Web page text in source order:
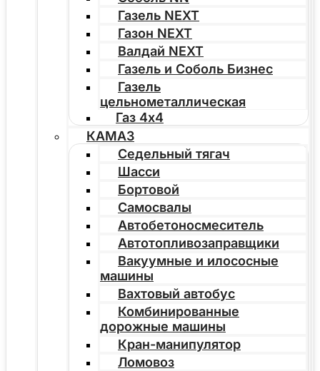
Газель NEXT
Газон NEXT
Валдай NEXT
Газель и Соболь Бизнес
Газель
цельнометаллическая
Газ 4х4
КАМАЗ
Седельный тягач
Шасси
Бортовой
Самосвалы
Автобетоносмеситель
Автотопливозаправщики
Вакуумные и илососные
машины
Вахтовый автобус
Комбинированные
дорожные машины
Кран-манипулятор
Ломовоз